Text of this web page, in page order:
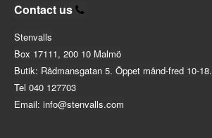
Contact us
Stenvalls
Box 17111, 200 10 Malmö
Butik: Rådmansgatan 5. Öppet månd-fred 10-18.
Tel 040 127703
Email: info@stenvalls.com